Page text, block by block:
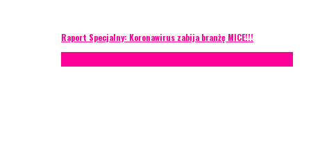
Raport Specjalny: Koronawirus zabija branżę MICE!!!